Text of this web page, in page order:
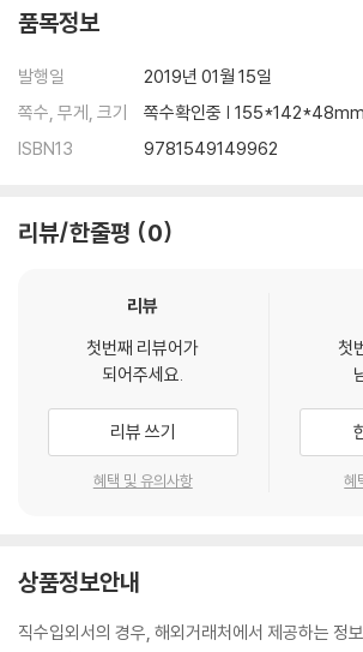
al juncture in the confrontation between
c logic of surveillance capitalism, and the
ine supremacy that threaten to shape and
Will the brazen new methods of social
or modification threaten individual
werment and democratization?The Age of
e nor a digital fairy tale. Rather, it offers a
er of capitalism that will decide the
ilization in the twenty-first century. The
whether we will be the masters of
품목정보
발행일
2019년 01월 15일
쪽수, 무게, 크기
쪽수확인중 | 155*142*48mm
ISBN13
9781549149962
리뷰/한줄평 0
리뷰
첫번째 리뷰어가
되어주세요.
리뷰 쓰기
혜택 및 유의사항
첫
혜
상품정보안내
직수입외서의 경우, 해외거래처에서 제공하는 정